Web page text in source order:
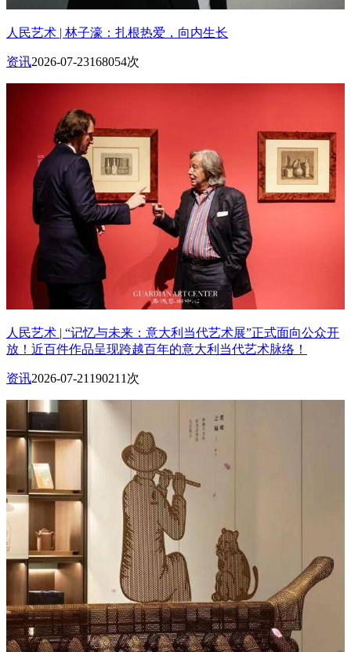
人民艺术 | 林子濠：扎根热爱，向内生长
资讯2026-07-23168054次
人民艺术 | “记忆与未来：意大利当代艺术展”正式面向公众开
放！近百件作品呈现跨越百年的意大利当代艺术脉络！
资讯2026-07-21 190211次